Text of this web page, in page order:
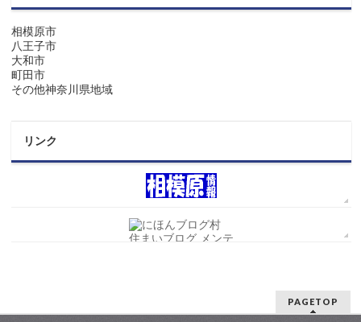
相模原市
八王子市
大和市
町田市
その他神奈川県地域
リンク
PAGETOP